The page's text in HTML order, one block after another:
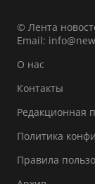
© Лента
Email:
О нас
Контакты
Редакционная
Политика
Правила